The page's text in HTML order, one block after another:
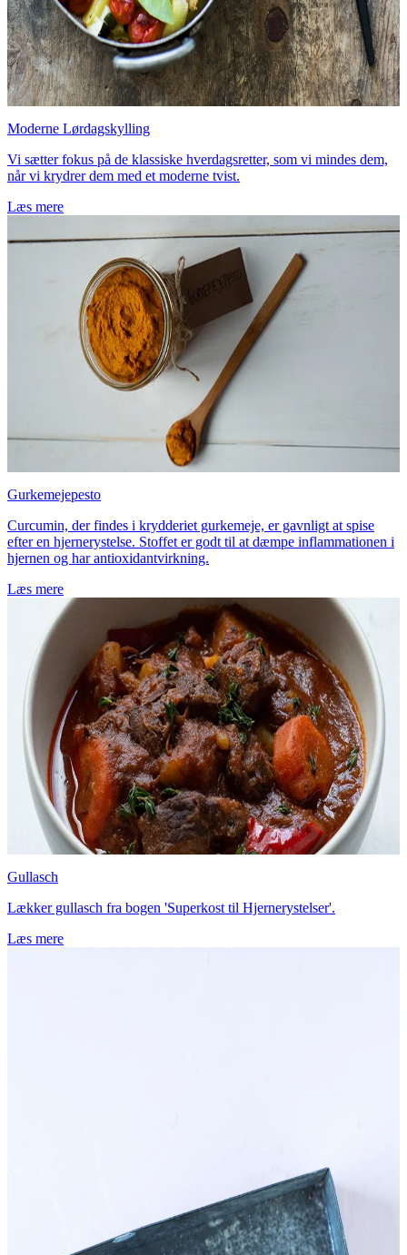
Moderne Lørdagskylling
Vi sætter fokus på de klassiske hverdagsretter, som vi mindes dem,
når vi krydrer dem med et moderne tvist.
Læs mere
Gurkemejepesto
Curcumin, der findes i krydderiet gurkemeje, er gavnligt at spise
efter en hjernerystelse. Stoffet er godt til at dæmpe inflammationen i
hjernen og har antioxidantvirkning.
Læs mere
Gullasch
Lækker gullasch fra bogen 'Superkost til Hjernerystelser'.
Læs mere